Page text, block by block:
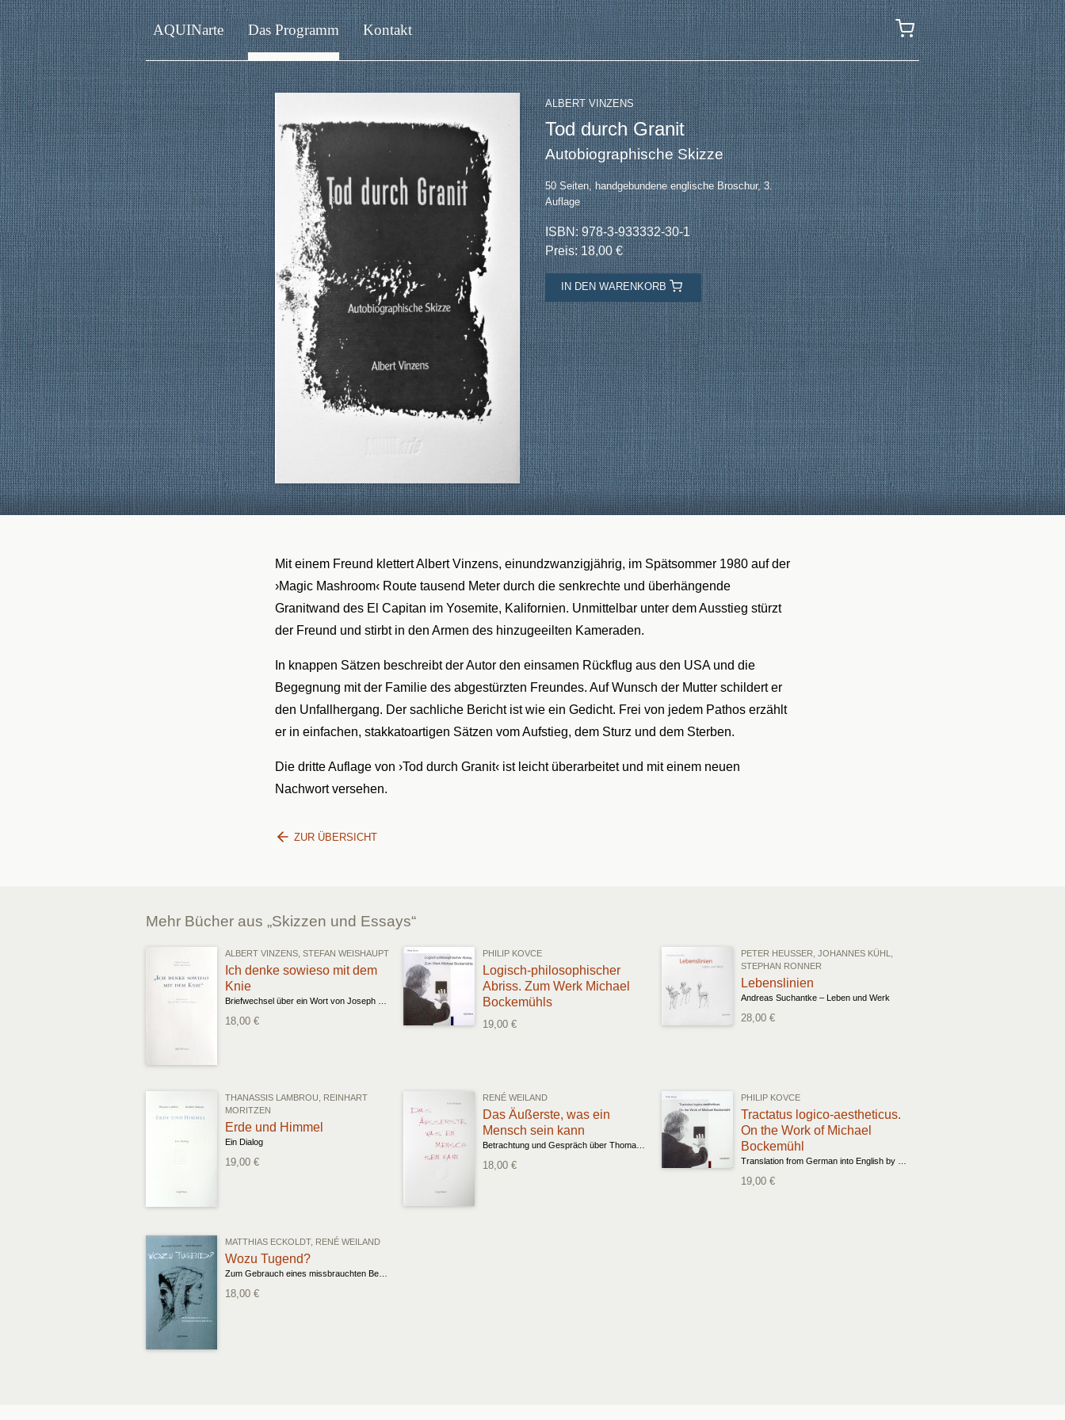
AQUINarte Das Programm Kontakt
ALBERT VINZENS
Tod durch Granit
Autobiographische Skizze
50 Seiten, handgebundene englische Broschur, 3.
Auflage
ISBN: 978-3-933332-30-1
Preis: 18,00 €
IN DEN WARENKORB
Mit einem Freund klettert Albert Vinzens, einundzwanzigjährig, im Spätsommer 1980 auf der
›Magic Mashroom‹ Route tausend Meter durch die senkrechte und überhängende
Granitwand des El Capitan im Yosemite, Kalifornien. Unmittelbar unter dem Ausstieg stürzt
der Freund und stirbt in den Armen des hinzugeeilten Kameraden.
In knappen Sätzen beschreibt der Autor den einsamen Rückflug aus den USA und die
Begegnung mit der Familie des abgestürzten Freundes. Auf Wunsch der Mutter schildert er
den Unfallhergang. Der sachliche Bericht ist wie ein Gedicht. Frei von jedem Pathos erzählt
er in einfachen, stakkatoartigen Sätzen vom Aufstieg, dem Sturz und dem Sterben.
Die dritte Auflage von ›Tod durch Granit‹ ist leicht überarbeitet und mit einem neuen
Nachwort versehen.
ZUR ÜBERSICHT
Mehr Bücher aus „Skizzen und Essays“
ALBERT VINZENS, STEFAN WEISHAUPT
Ich denke sowieso mit dem
Knie
18,00 €
PHILIP KOVCE
Logisch-philosophischer
Abriss. Zum Werk Michael
Bockemühls
19,00 €
PETER HEUSSER, JOHANNES KÜHL,
STEPHAN RONNER
Lebenslinien
Andreas Suchantke – Leben und Werk
28,00 €
THANASSIS LAMBROU, REINHART
MORITZEN
Erde und Himmel
Ein Dialog
19,00 €
RENÉ WEILAND
Das Äußerste, was ein
Mensch sein kann
18,00 €
PHILIP KOVCE
Tractatus logico-aestheticus.
On the Work of Michael
Bockemühl
19,00 €
MATTHIAS ECKOLDT, RENÉ WEILAND
Wozu Tugend?
18,00 €